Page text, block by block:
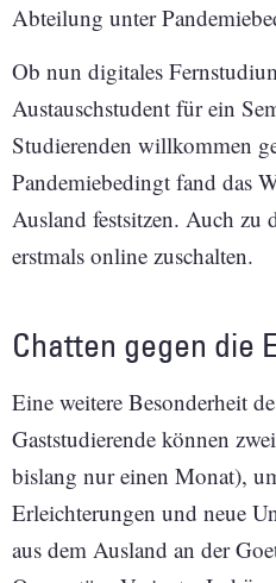
Abteilung unter
Ob nun digitales
Austauschstudent für ein
Studierenden willkommen
Pandemiebedingt fand das
Ausland festsitzen. Auch zu
erstmals online zuschalten.
Chatten gegen die
Eine weitere Besonderheit
Gaststudierende können
bislang nur einen Monat),
Erleichterungen und neue
aus dem Ausland an der